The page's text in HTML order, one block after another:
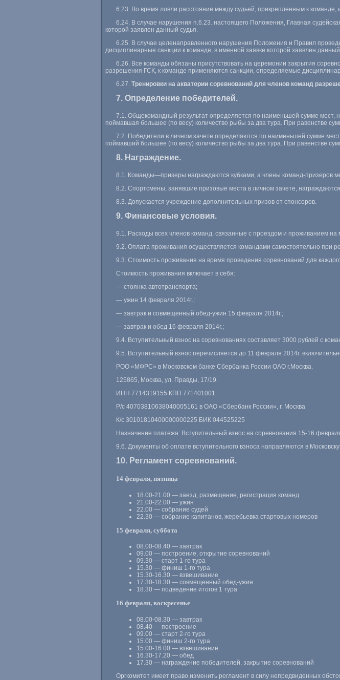
6.23. Во время ловли расстояние между судьей, прикрепленным к
6.24. В случае нарушения п.6.23. настоящего Положения, Главная
которой заявлен данный судья.
6.25. В случае целенаправленного нарушения Положения и Правил
дисциплинарные санкции к команде, в именной заявке которой заявлен
6.26. Все команды обязаны присутствовать на церемонии закрытия
разрешения ГСК, к команде применяются санкции, определяемые
6.27. Тренировки на акватории соревнований для членов команд
7. Определение победителей.
7.1. Общекомандный результат определяется по наименьшей сумме
поймавшая большее (по весу) количество рыбы за два тура. При равенстве
7.2. Победители в личном зачете определяются по наименьшей сумме
поймавший большее (по весу) количество рыбы за два тура. При равенстве
8. Награждение.
8.1. Команды—призеры награждаются кубками, а члены команд-призеров
8.2. Спортсмены, занявшие призовые места в личном зачете,
8.3. Допускается учреждение дополнительных призов от спонсоров.
9. Финансовые условия.
9.1. Расходы всех членов команд, связанные с проездом и проживанием
9.2. Оплата проживания осуществляется командами самостоятельно при
9.3. Стоимость проживания на время проведения соревнований для
Стоимость проживания включает в себя:
— стоянка автотранспорта;
— ужин 14 февраля 2014г.;
— завтрак и совмещенный обед-ужин 15 февраля 2014г.;
— завтрак и обед 16 февраля 2014г.;
9.4. Вступительный взнос на соревнованиях составляет 3000 рублей с
9.5. Вступительный взнос перечисляется до 11 февраля 2014г.
РОО «МФРС» в Московском банке Сбербанка России ОАО г.Москва.
125865, Москва, ул. Правды, 17/19.
ИНН 7714319155 КПП 771401001
Р/с 40703810638040005161 в ОАО «Сбербанк России», г. Москва
К/с 30101810400000000225 БИК 044525225
Назначение платежа: Вступительный взнос на соревнования 15-16
9.6. Документы об оплате вступительного взноса направляются в
10. Регламент соревнований.
14 февраля, пятница
18.00-21.00 — заезд, размещение, регистрация команд
21.00-22.00 — ужин
22.00 — собрание судей
22.30 — собрание капитанов, жеребьевка стартовых номеров
15 февраля, суббота
08.00-08.40 — завтрак
09.00 — построение, открытие соревнований
09.30 — старт 1-го тура
15.30 — финиш 1-го тура
15.30-16.30 — взвешивание
17.30-18.30 — совмещенный обед-ужин
18.30 — подведение итогов 1 тура
16 февраля, воскресенье
08.00-08.30 — завтрак
08.40 — построение
09.00 — старт 2-го тура
15.00 — финиш 2-го тура
15.00-16.00 — взвешивание
16.30-17.20 — обед
17.30 — награждение победителей, закрытие соревнований
Оргкомитет имеет право изменить регламент в силу непредвиденных